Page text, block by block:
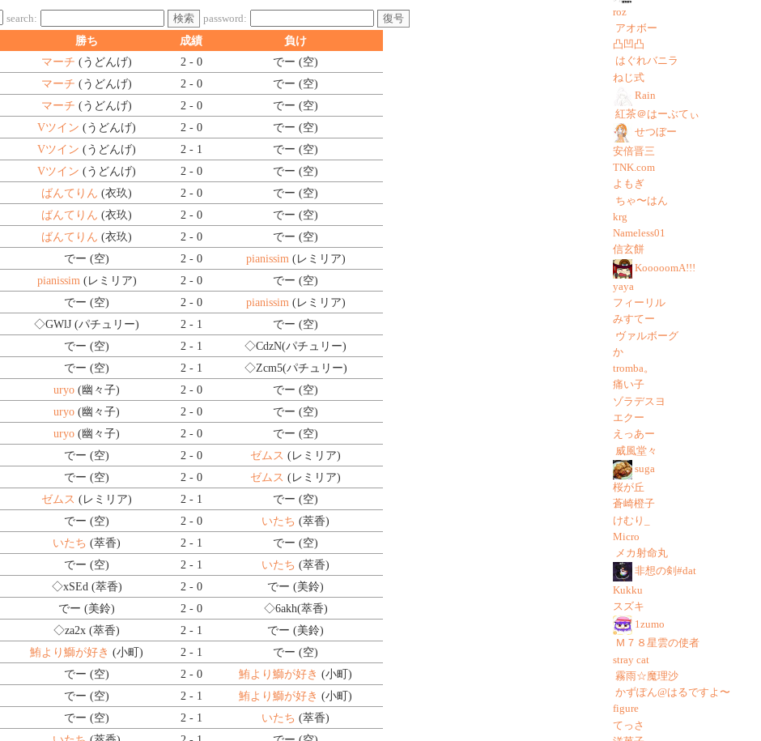
search: 検索 password:
復号
勝ち 成績 負け
マーチ (うどんげ) 2 - 0 でー (空)
マーチ (うどんげ) 2 - 0 でー (空)
マーチ (うどんげ) 2 - 0 でー (空)
Vツイン (うどんげ) 2 - 0 でー (空)
Vツイン (うどんげ) 2 - 1 でー (空)
Vツイン (うどんげ) 2 - 0 でー (空)
ばんてりん (衣玖) 2 - 0 でー (空)
ばんてりん (衣玖) 2 - 0 でー (空)
ばんてりん (衣玖) 2 - 0 でー (空)
でー (空) 2 - 0 pianissim(レミリア)
pianissim(レミリア) 2 - 0 でー (空)
でー (空) 2 - 0 pianissim(レミリア)
◇GWlJ (パチュリー) 2 - 1 でー (空)
でー (空) 2 - 1 ◇CdzN(パチュリー)
でー (空) 2 - 1 ◇Zcm5(パチュリー)
uryo (幽々子) 2 - 0 でー (空)
uryo (幽々子) 2 - 0 でー (空)
uryo (幽々子) 2 - 0 でー (空)
でー (空) 2 - 0 ゼムス (レミリア)
でー (空) 2 - 0 ゼムス (レミリア)
ゼムス (レミリア) 2 - 1 でー (空)
でー (空) 2 - 0 いたち (萃香)
いたち (萃香) 2 - 1 でー (空)
でー (空) 2 - 1 いたち (萃香)
◇xSEd(萃香) 2 - 0 でー (美鈴)
でー (美鈴) 2 - 0 ◇6akh(萃香)
◇za2x (萃香) 2 - 1 でー (美鈴)
鮪より鰤が好き (小町) 2 - 1 でー (空)
でー (空) 2 - 0 鮪より鰤が好き (小町)
でー (空) 2 - 1 鮪より鰤が好き (小町)
でー (空) 2 - 1 いたち (萃香)
roz
アオボー
凸凹凸
はぐれバニラ
ねじ式
Rain
紅茶＠はーぶてぃ
せつぼー
安倍晋三
TNK.com
よもぎ
ちゃ〜はん
krg
Nameless01
信玄餅
KooooomA!!!
yaya
フィーリル
みすてー
ヴァルボーグ
か
tromba。
痛い子
ゾラデスヨ
エクー
えっあー
威風堂々
suga
桜が丘
蒼崎橙子
けむり_
Micro
メカ射命丸
非想の剣#dat
Kukku
スズキ
1zumo
Ｍ７８星雲の使者
stray cat
霧雨☆魔理沙
かずぽん@はるですよ〜
figure
てっさ